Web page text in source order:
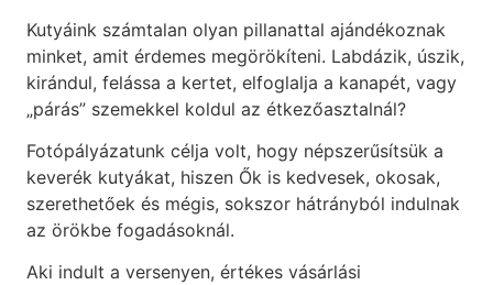
Kutyáink számtalan olyan pillanattal ajándékoznak
minket, amit érdemes megörökíteni. Labdázik, úszik,
kirándul, felássa a kertet, elfoglalja a kanapét, vagy
„párás” szemekkel koldul az étkezőasztalnál?
Fotópályázatunk célja volt, hogy népszerűsítsük a
keverék kutyákat, hiszen Ők is kedvesek, okosak,
szerethetőek és mégis, sokszor hátrányból indulnak
az örökbe fogadásoknál.
Aki indult a versenyen, értékes vásárlási